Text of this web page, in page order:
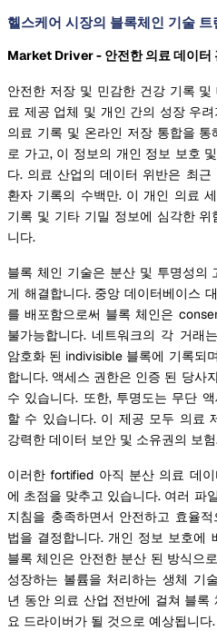
헬스케어 시장의 블록체인 기술 트
Market Driver - 안전한 의료 데이터
안전한 저장 및 민감한 건강 기록
료 제공 업체 및 개인 간의 성장 우
의료 기록 및 온라인 저장 통합을
로 가고, 이 정보의 개인 정보 보호
다. 의료 산업의 데이터 위반은 최
환자 기록의 수백만. 이 개인 의료
기록 및 기타 기밀 정보에 심각한
니다.
블록 체인 기술은 분산 및 투명성의
게 해결합니다. 중앙 데이터베이스
를 배포함으로써 블록 체인은
불가능합니다. 네트워크의 각 거래
암호화 된 indivisible 블록에 기록되
합니다. 액세스 권한은 인증 된 당사
수 있습니다. 또한, 투명도는 무단
할 수 있습니다. 이 제공 모두 의료
강력한 데이터 보안 및 소유권의 보
이러한 fortified 아직 분산 의료 데
에 초점을 맞추고 있습니다. 여러 파
지침을 충족하면서 안전하고 효율
법을 결정합니다. 개인 정보 보호에
블록 체인은 안전한 분산 된 방식으
성장하는 볼륨을 처리하는 생체 기
년 동안 의료 산업 전반에 걸쳐 블록
요 드라이버가 될 것으로 예상됩니다.